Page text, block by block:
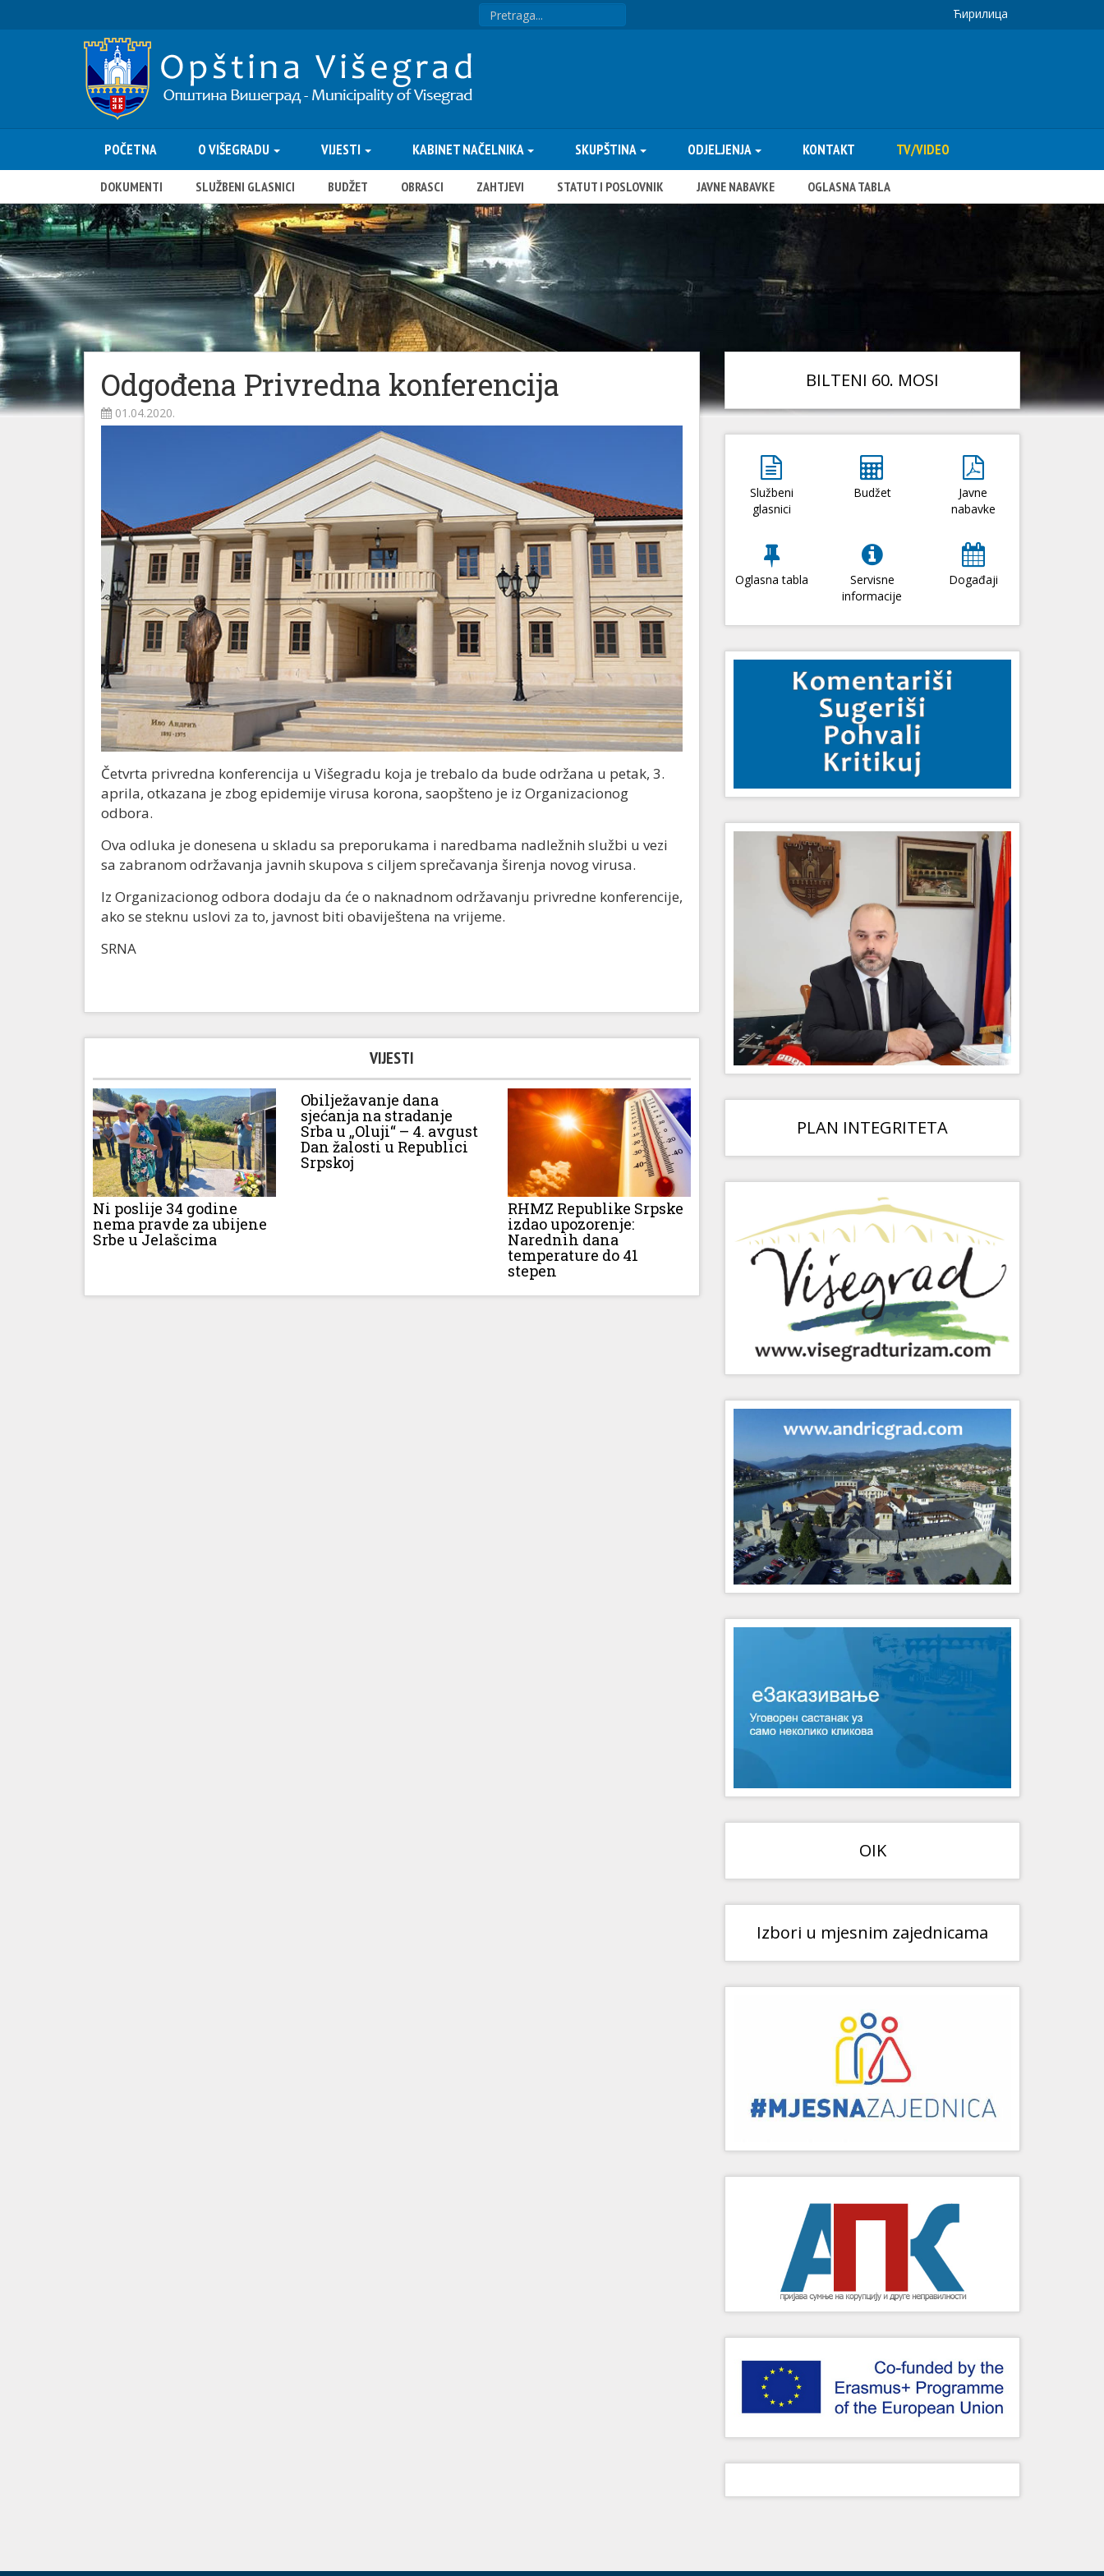
Ћирилица
POČETNA O VIŠEGRADU VIJESTI KABINET NAČELNIKA SKUPŠTINA ODJELJENJA KONTAKT TV/VIDEO
DOKUMENTI SLUŽBENI GLASNICI BUDŽET OBRASCI ZAHTJEVI STATUT I POSLOVNIK JAVNE NABAVKE OGLASNA TABLA
Odgođena Privredna konferencija
01.04.2020.
Četvrta privredna konferencija u Višegradu koja je trebalo da bude održana u petak, 3.
aprila, otkazana je zbog epidemije virusa korona, saopšteno je iz Organizacionog
odbora.
Ova odluka je donesena u skladu sa preporukama i naredbama nadležnih službi u vezi
sa zabranom održavanja javnih skupova s ciljem sprečavanja širenja novog virusa.
Iz Organizacionog odbora dodaju da će o naknadnom održavanju privredne konferencije,
ako se steknu uslovi za to, javnost biti obaviještena na vrijeme.
SRNA
VIJESTI
Ni poslije 34 godine
nema pravde za ubijene
Srbe u Jelašcima
Obilježavanje dana
sjećanja na stradanje
Srba u „Oluji“ – 4. avgust
Dan žalosti u Republici
Srpskoj
RHMZ Republike Srpske
izdao upozorenje:
Narednih dana
temperature do 41
stepen
BILTENI 60. MOSI
Službeni
glasnici
Budžet
Javne
nabavke
Oglasna tabla
Servisne
informacije
Događaji
PLAN INTEGRITETA
OIK
Izbori u mjesnim zajednicama